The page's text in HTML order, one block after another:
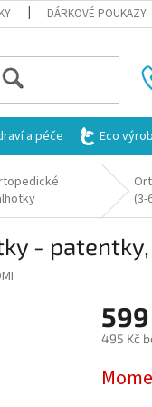
DÁRKOVÉ POUKAZY
a péče Eco
(3-
-
495 Kč
cena: